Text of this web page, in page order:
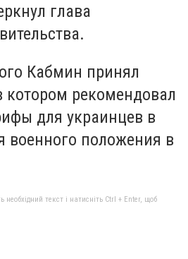
глава
Кабмин принял
котором рекомендовал
для украинцев в
военного положения в
текст і натисніть Ctrl + Enter, щоб